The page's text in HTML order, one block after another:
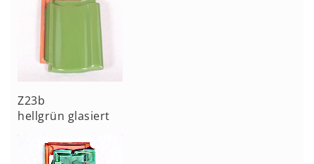
Z23b
hellgrün glasiert